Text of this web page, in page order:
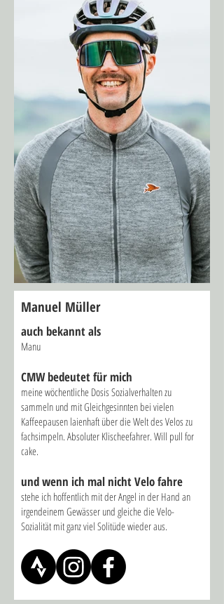
Manuel Müller
auch bekannt als
Manu
CMW bedeutet für mich
meine wöchentliche Dosis Sozialverhalten zu
sammeln und mit Gleichgesinnten bei vielen
Kaffeepausen laienhaft über die Welt des Velos zu
fachsimpeln. Absoluter Klischeefahrer. Will pull for
cake.
und wenn ich mal nicht Velo fahre
stehe ich hoffentlich mit der Angel in der Hand an
irgendeinem Gewässer und gleiche die Velo-
Sozialität mit ganz viel Solitüde wieder aus.